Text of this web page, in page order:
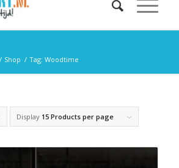
/ Shop / Tag: Woodtime
Display 15 Products per page